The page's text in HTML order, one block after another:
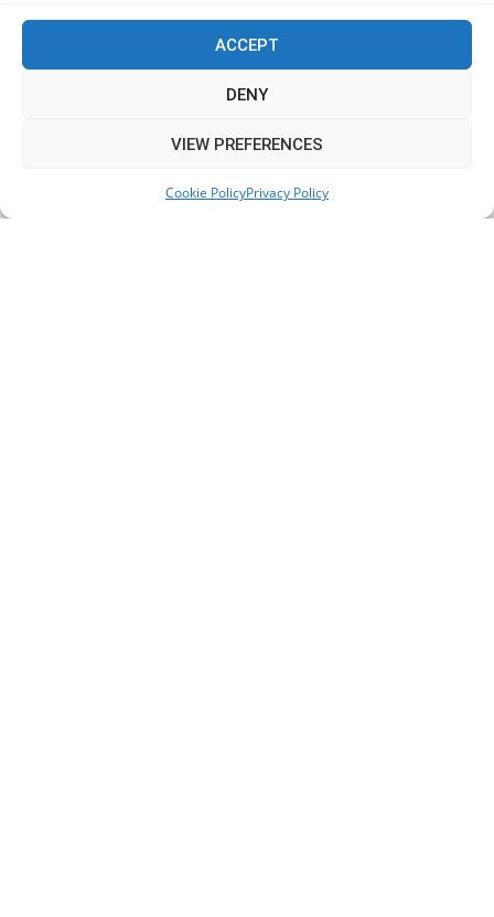
ACCEPT
DENY
VIEW PREFERENCES
Cookie PolicyPrivacy Policy
όσους δεν συμμορφώθηκαν για τις επικίνδυνες
This website uses cookies to improve your experience. We'll
Accept
Read More